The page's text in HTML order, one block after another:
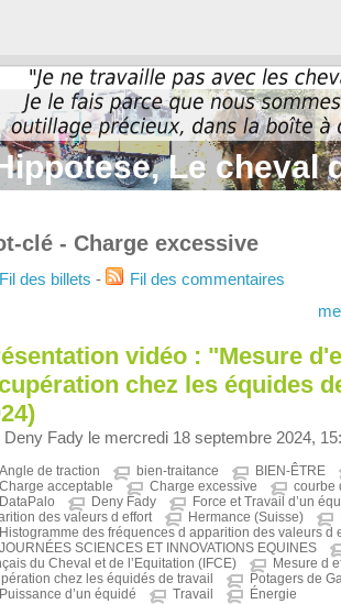
Le cheval
clé - Charge excessive
Fil des billets -
Fil des commentaires
vidéo : "Mesure
chez les équides
Deny Fady le mercredi 18 septembre 2024,
Angle de traction bien-traitance
BIEN-ÊTRE
Charge acceptable
Charge excessive
courbe
DataPalo
Deny Fady
Force et Travail d’un
des valeurs d effort
Hermance (Suisse)
Histogramme des fréquences d apparition des valeurs d
JOURNÉES SCIENCES ET INNOVATIONS EQUINES
du Cheval et de l’Equitation (IFCE)
Mesure d
chez les équidés de travail
Potagers de
Puissance d’un équidé
Travail Énergie